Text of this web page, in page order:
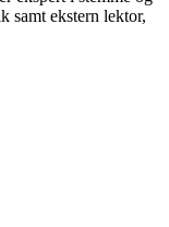
samt ekstern lektor,